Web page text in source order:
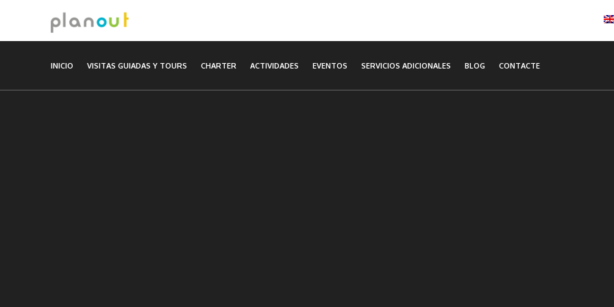
contenido
INICIO VISITAS GUIADAS Y TOURS CHARTER ACTIVIDADES EVENTOS SERVICIOS ADICIONALES BLOG CONTACTE